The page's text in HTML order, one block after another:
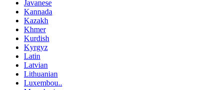
Javanese
Kannada
Kazakh
Khmer
Kurdish
Kyrgyz
Latin
Latvian
Lithuanian
Luxembou..